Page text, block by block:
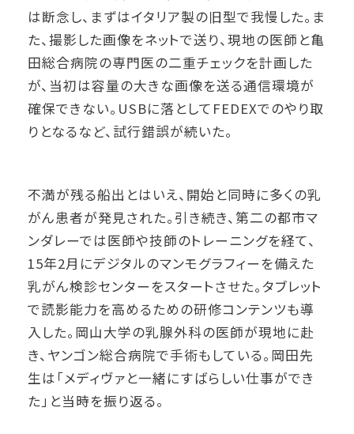
は断念し、まずはイタリア製の旧型で我慢した。ま
た、撮影した画像をネットで送り、現地の医師と亀
田総合病院の専門医の二重チェックを計画した
が、当初は容量の大きな画像を送る通信環境が
確保できない。USBに落としてFEDEXでのやり取
りとなるなど、試行錯誤が続いた。
不満が残る船出とはいえ、開始と同時に多くの乳
がん患者が発見された。引き続き、第二の都市マ
ンダレーでは医師や技師のトレーニングを経て、
15年2月にデジタルのマンモグラフィーを備えた
乳がん検診センターをスタートさせた。タブレット
で読影能力を高めるための研修コンテンツも導
入した。岡山大学の乳腺外科の医師が現地に赴
き、ヤンゴン総合病院で手術もしている。岡田先
生は「メディヴァと一緒にすばらしい仕事ができ
た」と当時を振り返る。